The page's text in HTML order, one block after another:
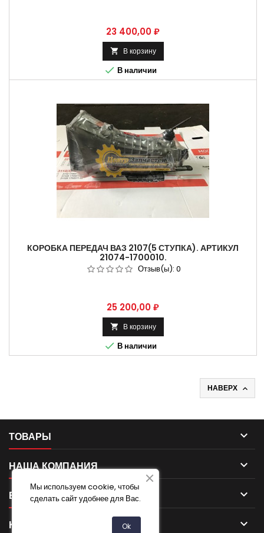
Цена
23 400,00 ₽
 В корзину
 В наличии
КОРОБКА ПЕРЕДАЧ ВАЗ 2107(5 СТУПКА). АРТИКУЛ
21074-1700010.
Отзыв(ы): 0
Цена
25 200,00 ₽
 В корзину
 В наличии
НАВЕРХ 
ТОВАРЫ 
НАША КОМПАНИЯ 
ВАША УЧЕТНАЯ ЗАПИСЬ 
КОНТАКТ 
Мы используем cookie, чтобы
сделать сайт удобнее для Вас.
Ok